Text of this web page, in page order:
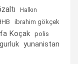
Halkın
ibrahim gökçek
Koçak polis
yunanistan